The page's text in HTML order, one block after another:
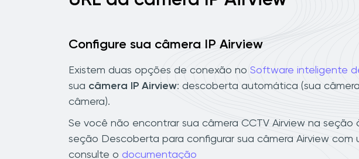
Configure sua câmera IP Airview
Existem duas opções de conexão no Software inteligente
sua câmera IP Airview: descoberta automática (sua
câmera).
Se você não encontrar sua câmera CCTV Airview na
seção Descoberta para configurar sua câmera Airview com
consulte o documentação